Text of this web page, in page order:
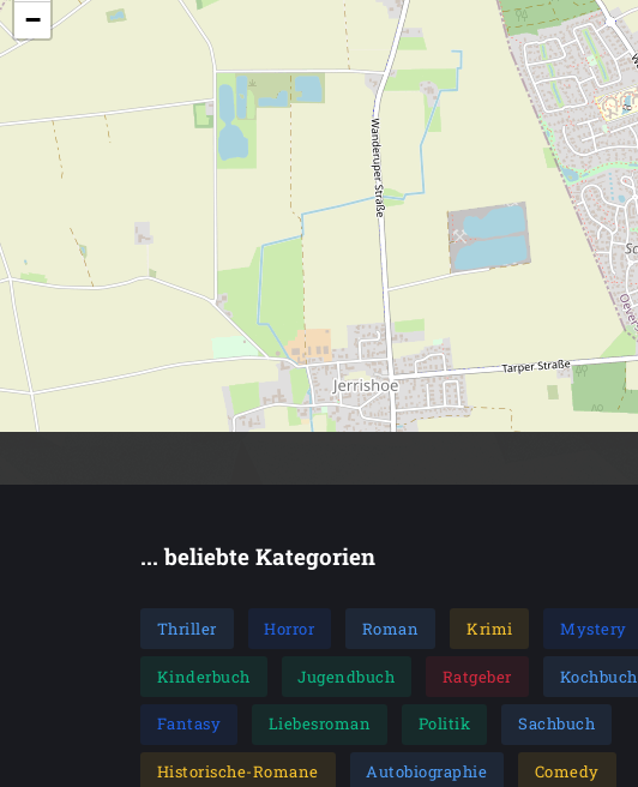
−
... beliebte Kategorien
Thriller Horror Roman Krimi Mystery
Kinderbuch Jugendbuch Ratgeber Kochbuch
Fantasy Liebesroman Politik Sachbuch
Historische-Romane Autobiographie Comedy